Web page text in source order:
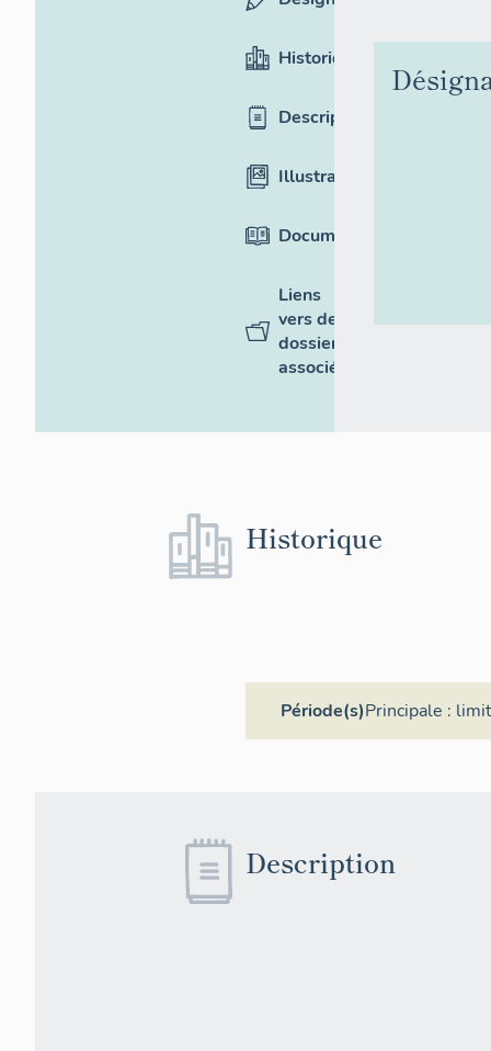
Historique
Description
Illustrations
Documentation
Liens
vers des
dossiers
associés
Historique
Période(s)Principale :
Description